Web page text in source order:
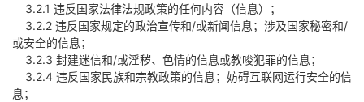
3.2.1 违反国家法律法规政策的任何内容（信息）；
3.2.2 违反国家规定的政治宣传和/或新闻信息；涉及国家秘密和/
或安全的信息；
3.2.3 封建迷信和/或淫秽、色情的信息或教唆犯罪的信息；
3.2.4 违反国家民族和宗教政策的信息；妨碍互联网运行安全的信
息；